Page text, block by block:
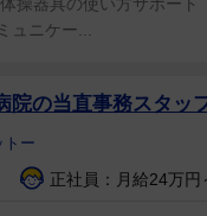
操器具の使い方サポート
ュニケー...
院の当直事務スタッ
トー
正社員：月給24万円